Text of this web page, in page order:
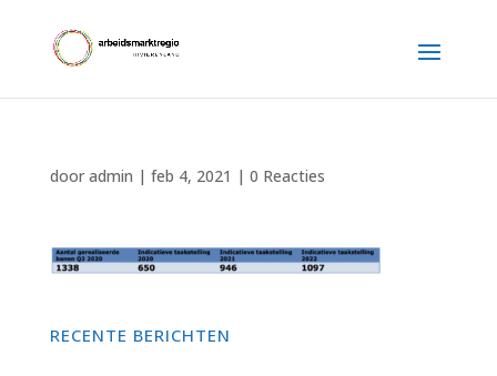
door admin | feb 4, 2021 | 0 Reacties
RECENTE BERICHTEN